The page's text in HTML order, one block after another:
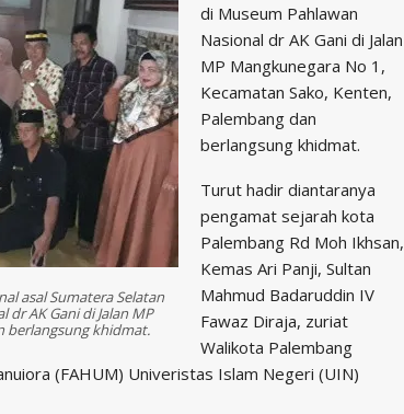
asal Sumatera Selatan
AK Gani di Jalan MP
berlangsung khidmat.
di Museum Pahlawan
Nasional dr AK Gani di Jalan
MP Mangkunegara No 1,
Kecamatan Sako, Kenten,
Palembang dan
berlangsung khidmat.
Turut hadir diantaranya
pengamat sejarah kota
Palembang Rd Moh Ikhsan,
Kemas Ari Panji, Sultan
Mahmud Badaruddin IV
Fawaz Diraja, zuriat
Walikota Palembang
(FAHUM) Univeristas Islam Negeri (UIN)